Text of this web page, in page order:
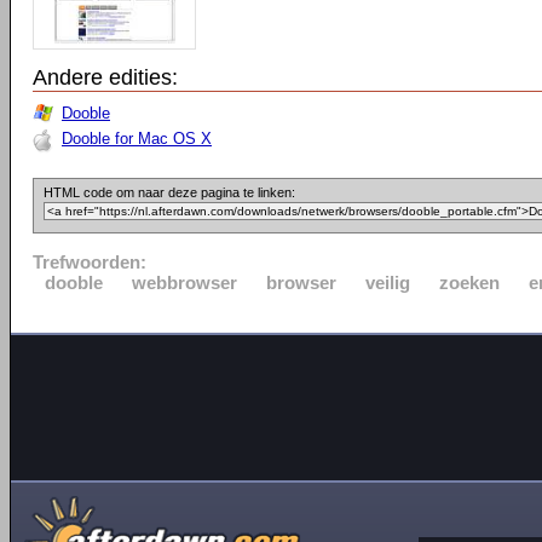
Andere edities:
Dooble
Dooble for Mac OS X
HTML code om naar deze pagina te linken:
Trefwoorden:
dooble
webbrowser browser veilig zoeken